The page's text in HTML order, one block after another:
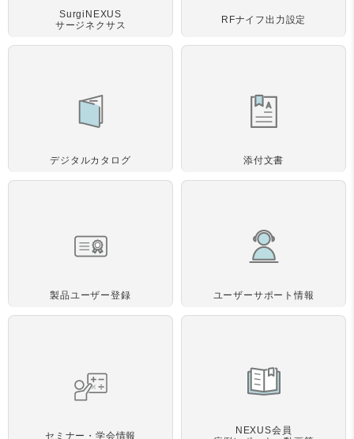
SurgiNEXUS
サージネクサス
RFナイフ出力設定
デジタルカタログ 添付文書
製品ユーザー登録 ユーザーサポート情報
セミナー・学会情報
NEXUS会員